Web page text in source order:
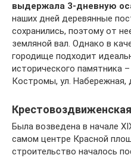
выдержала 3-дневную
наших дней деревянные
сохранились, поэтому от
земляной вал. Однако в
городище подходит
исторического памятника
Костромы, ул. Набережная,
Была возведена в начале
самом центре Красной
строительство началось